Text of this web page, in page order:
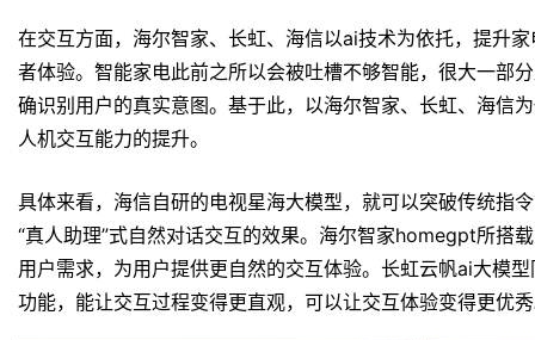
在交互方面，海尔智家、长虹、海信以ai技术为依托，提升
者体验。智能家电此前之所以会被吐槽不够智能，很大一部
确识别用户的真实意图。基于此，以海尔智家、长虹、海信
人机交互能力的提升。
具体来看，海信自研的电视星海大模型，就可以突破传统指
“真人助理”式自然对话交互的效果。海尔智家homegpt所搭
用户需求，为用户提供更自然的交互体验。长虹云帆ai大模
功能，能让交互过程变得更直观，可以让交互体验变得更优